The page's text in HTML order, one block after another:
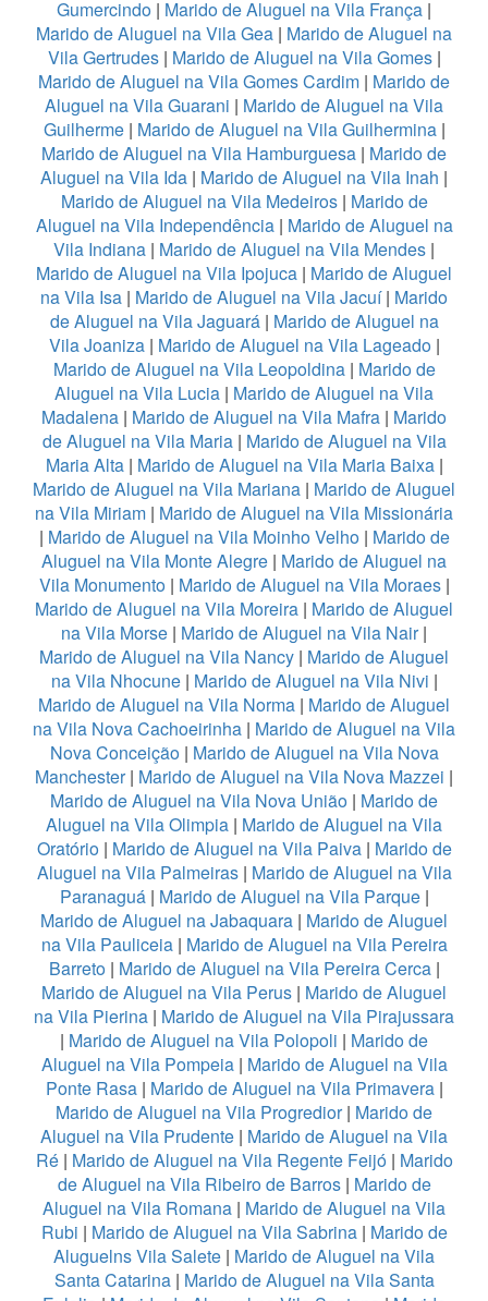
Gumercindo | Marido de Aluguel na Vila França |
Marido de Aluguel na Vila Gea | Marido de Aluguel na
Vila Gertrudes| Marido de Aluguel na Vila Gomes|
Marido de Aluguel na Vila Gomes Cardim | Marido de
Aluguel na Vila Guarani | Marido de Aluguel na Vila
Guilherme| Marido de Aluguel na Vila Guilhermina|
Marido de Aluguel na Vila Hamburguesa | Marido de
Aluguel na Vila Ida | Marido de Aluguel na Vila Inah |
Marido de Aluguel na Vila Medeiros| Marido de
Aluguel na Vila Independência| Marido de Aluguel na
Vila Indiana | Marido de Aluguel na Vila Mendes |
Marido de Aluguel na Vila Ipojuca | Marido de Aluguel
na Vila Isa | Marido de Aluguel na Vila Jacuí| Marido
de Aluguel na Vila Jaguará| Marido de Aluguel na
Vila Joaniza| Marido de Aluguel na Vila Lageado|
Marido de Aluguel na Vila Leopoldina| Marido de
Aluguel na Vila Lucia | Marido de Aluguel na Vila
Madalena | Marido de Aluguel na Vila Mafra | Marido
de Aluguel na Vila Maria| Marido de Aluguel na Vila
Maria Alta| Marido de Aluguel na Vila Maria Baixa|
Marido de Aluguel na Vila Mariana | Marido de Aluguel
na Vila Miriam | Marido de Aluguel na Vila Missionária
| Marido de Aluguel na Vila Moinho Velho| Marido de
Aluguel na Vila Monte Alegre | Marido de Aluguel na
Vila Monumento| Marido de Aluguel na Vila Moraes|
Marido de Aluguel na Vila Moreira | Marido de Aluguel
na Vila Morse | Marido de Aluguel na Vila Nair|
Marido de Aluguel na Vila Nancy | Marido de Aluguel
na Vila Nhocune| Marido de Aluguel na Vila Nivi |
Marido de Aluguel na Vila Norma | Marido de Aluguel
na Vila Nova Cachoeirinha | Marido de Aluguel na Vila
Nova Conceição| Marido de Aluguel na Vila Nova
Manchester| Marido de Aluguel na Vila Nova Mazzei |
Marido de Aluguel na Vila Nova União | Marido de
Aluguel na Vila Olimpia | Marido de Aluguel na Vila
Oratório| Marido de Aluguel na Vila Paiva| Marido de
Aluguel na Vila Palmeiras| Marido de Aluguel na Vila
Paranaguá| Marido de Aluguel na Vila Parque|
Marido de Aluguel na Jabaquara | Marido de Aluguel
na Vila Pauliceia| Marido de Aluguel na Vila Pereira
Barreto| Marido de Aluguel na Vila Pereira Cerca|
Marido de Aluguel na Vila Perus | Marido de Aluguel
na Vila Pierina | Marido de Aluguel na Vila Pirajussara
| Marido de Aluguel na Vila Polopoli | Marido de
Aluguel na Vila Pompeia| Marido de Aluguel na Vila
Ponte Rasa| Marido de Aluguel na Vila Primavera|
Marido de Aluguel na Vila Progredior| Marido de
Aluguel na Vila Prudente | Marido de Aluguel na Vila
Ré| Marido de Aluguel na Vila Regente Feijó| Marido
de Aluguel na Vila Ribeiro de Barros| Marido de
Aluguel na Vila Romana | Marido de Aluguel na Vila
Rubi | Marido de Aluguel na Vila Sabrina| Marido de
Aluguelns Vila Salete | Marido de Aluguel na Vila
Santa Catarina| Marido de Aluguel na Vila Santa